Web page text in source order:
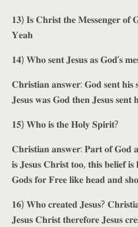
𝟏𝟑) 𝐈𝐬 𝐂𝐡𝐫𝐢𝐬𝐭 𝐭𝐡𝐞 𝐌𝐞𝐬𝐬𝐞𝐧𝐠𝐞𝐫 𝐨𝐟
𝐘𝐞𝐚𝐡
𝟏𝟒) 𝐖𝐡𝐨 𝐬𝐞𝐧𝐭 𝐉𝐞𝐬𝐮𝐬 𝐚𝐬 𝐆𝐨𝐝’𝐬
𝐂𝐡𝐫𝐢𝐬𝐭𝐢𝐚𝐧 𝐚𝐧𝐬𝐰𝐞𝐫: 𝐆𝐨𝐝 𝐬𝐞𝐧𝐭
𝐉𝐞𝐬𝐮𝐬 𝐰𝐚𝐬 𝐆𝐨𝐝 𝐭𝐡𝐞𝐧 𝐉𝐞𝐬𝐮𝐬 𝐬𝐞𝐧𝐭
𝟏𝟓) 𝐖𝐡𝐨 𝐢𝐬 𝐭𝐡𝐞 𝐇𝐨𝐥𝐲 𝐒𝐩𝐢𝐫𝐢𝐭?
𝐂𝐡𝐫𝐢𝐬𝐭𝐢𝐚𝐧 𝐚𝐧𝐬𝐰𝐞𝐫: 𝐏𝐚𝐫𝐭 𝐨𝐟
𝐢𝐬 𝐉𝐞𝐬𝐮𝐬 𝐂𝐡𝐫𝐢𝐬𝐭 𝐭𝐨𝐨, 𝐭𝐡𝐢𝐬 𝐛𝐞𝐥𝐢𝐞𝐟
𝐆𝐨𝐝𝐬 𝐟𝐨𝐫 𝐅𝐫𝐞𝐞 𝐥𝐢𝐤𝐞 𝐡𝐞𝐚𝐝 𝐚𝐧𝐝
𝟏𝟔) 𝐖𝐡𝐨 𝐜𝐫𝐞𝐚𝐭𝐞𝐝 𝐉𝐞𝐬𝐮𝐬?
𝐉𝐞𝐬𝐮𝐬 𝐂𝐡𝐫𝐢𝐬𝐭 𝐭𝐡𝐞𝐫𝐞𝐟𝐨𝐫𝐞 𝐉𝐞𝐬𝐮𝐬